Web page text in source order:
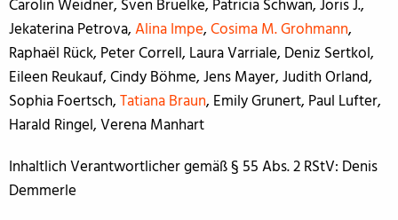
Carolin Weidner, Sven Bruelke, Patricia Schwan, Joris J.,
Jekaterina Petrova,Alina Impe,Cosima M. Grohmann,
Raphaël Rück, Peter Correll, Laura Varriale, Deniz Sertkol,
Eileen Reukauf, Cindy Böhme, Jens Mayer, Judith Orland,
Sophia Foertsch,Tatiana Braun, Emily Grunert, Paul Lufter,
Harald Ringel, Verena Manhart
Inhaltlich Verantwortlicher gemäß § 55 Abs. 2 RStV: Denis
Demmerle